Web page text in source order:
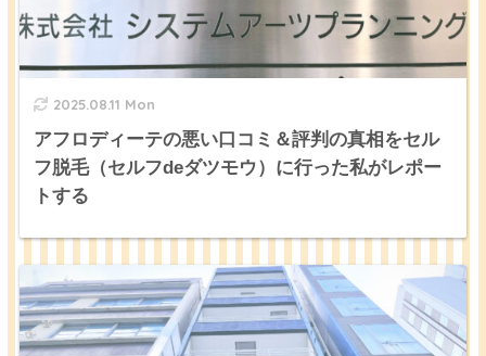
2025.08.11 Mon
アフロディーテの悪い口コミ＆評判の真相をセル
フ脱毛（セルフdeダツモウ）に行った私がレポー
トする